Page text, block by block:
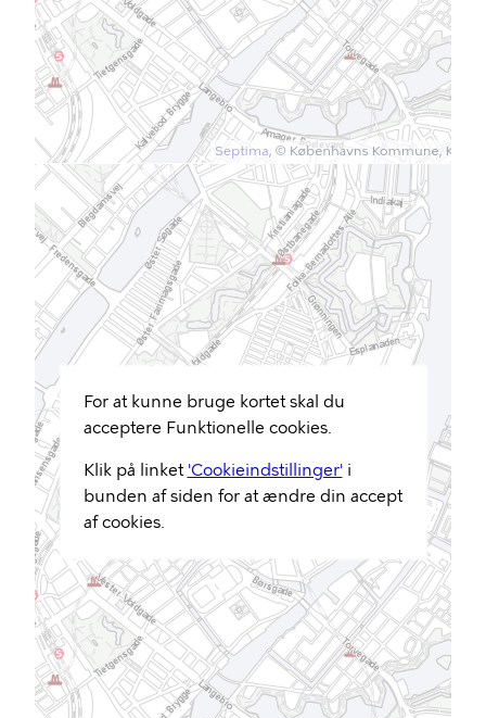
For at kunne bruge kortet skal du
acceptere Funktionelle cookies.
Klik på linket 'Cookieindstillinger'i
bunden af siden for at ændre din accept
af cookies.